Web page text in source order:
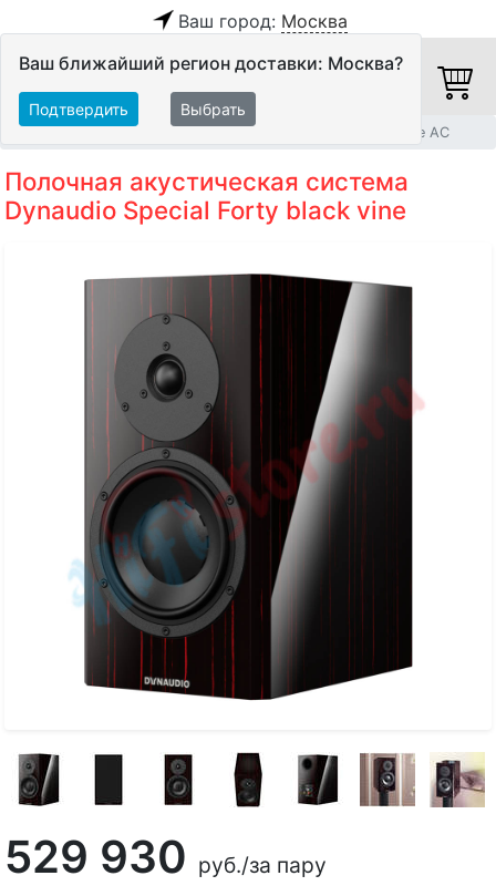
Ваш город: Москва
Ваш ближайший регион доставки: Москва?
Подтвердить Выбрать
Полочные и настенные АС
Полочная акустическая система
Dynaudio Special Forty black vine
529 930 руб./за пару